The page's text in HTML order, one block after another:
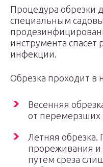
Процедура обрезки
специальным
инструмента спасет
инфекции.
Обрезка проходит в
Весенняя
от перемерзших
Летняя обрезка.
прореживания и
путем среза